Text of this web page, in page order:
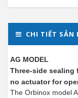
CHI TIẾT SẢN
AG MODEL
Three-side
no actuator for
The Orbinox model